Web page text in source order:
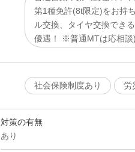
第1種免許(8t限定)をお持
ル交換、タイヤ交換でき
優遇！ ※普通MTは応相談
社会保険制度あり
労
対策の有無
あり